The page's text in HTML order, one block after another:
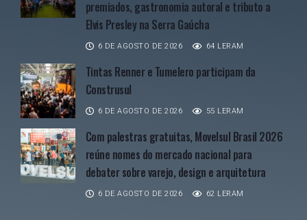
premiados, gastronomia autoral e tributo a
Elvis Presley na Serra Gaúcha
6 DE AGOSTO DE 2026 64 LERAM
Tintas Renner e Tumelero participam da
Construsul
6 DE AGOSTO DE 2026 55 LERAM
Com palestras gratuitas, Movelsul Brasil 2026
reúne nomes do mercado nacional para
debater sobre varejo, design e arquitetura
6 DE AGOSTO DE 2026 62 LERAM